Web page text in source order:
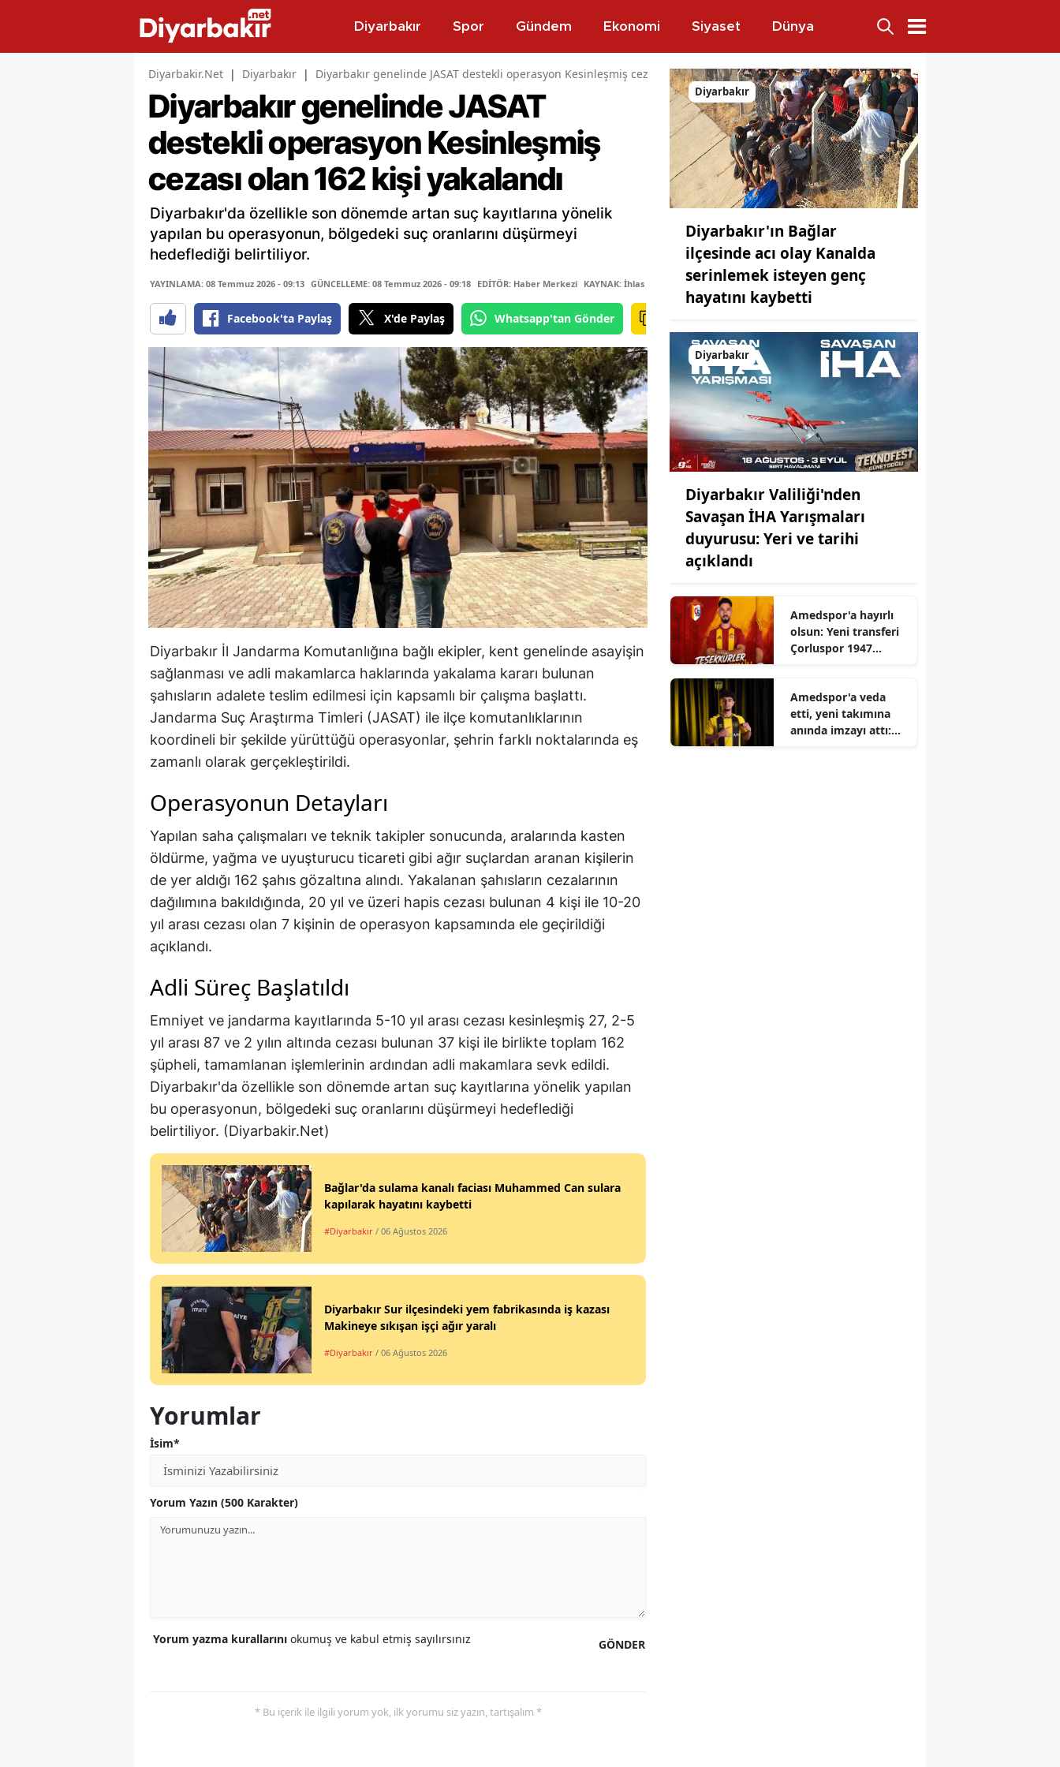
Diyarbakır Spor Gündem Ekonomi Siyaset Dünya
Diyarbakir.Net | Diyarbakır | Diyarbakır genelinde JASAT destekli operasyon Kesinleşmiş cezası olan 162 kişi yakalandı
Diyarbakır genelinde JASAT
destekli operasyon Kesinleşmiş
cezası olan 162 kişi yakalandı
Diyarbakır'da özellikle son dönemde artan suç kayıtlarına yönelik
yapılan bu operasyonun, bölgedeki suç oranlarını düşürmeyi
hedeflediği belirtiliyor.
YAYINLAMA: 08 Temmuz 2026 - 09:13 GÜNCELLEME: 08 Temmuz 2026 - 09:18 EDİTÖR: Haber Merkezi KAYNAK: İhlas Haber Ajansı
Facebook'ta Paylaş X'de Paylaş Whatsapp'tan Gönder
Diyarbakır İl Jandarma Komutanlığına bağlı ekipler, kent genelinde asayişin
sağlanması ve adli makamlarca haklarında yakalama kararı bulunan
şahısların adalete teslim edilmesi için kapsamlı bir çalışma başlattı.
Jandarma Suç Araştırma Timleri (JASAT) ile ilçe komutanlıklarının
koordineli bir şekilde yürüttüğü operasyonlar, şehrin farklı noktalarında eş
zamanlı olarak gerçekleştirildi.
Operasyonun Detayları
Yapılan saha çalışmaları ve teknik takipler sonucunda, aralarında kasten
öldürme, yağma ve uyuşturucu ticareti gibi ağır suçlardan aranan kişilerin
de yer aldığı 162 şahıs gözaltına alındı. Yakalanan şahısların cezalarının
dağılımına bakıldığında, 20 yıl ve üzeri hapis cezası bulunan 4 kişi ile 10-20
yıl arası cezası olan 7 kişinin de operasyon kapsamında ele geçirildiği
açıklandı.
Adli Süreç Başlatıldı
Emniyet ve jandarma kayıtlarında 5-10 yıl arası cezası kesinleşmiş 27, 2-5
yıl arası 87 ve 2 yılın altında cezası bulunan 37 kişi ile birlikte toplam 162
şüpheli, tamamlanan işlemlerinin ardından adli makamlara sevk edildi.
Diyarbakır'da özellikle son dönemde artan suç kayıtlarına yönelik yapılan
bu operasyonun, bölgedeki suç oranlarını düşürmeyi hedeflediği
belirtiliyor. (Diyarbakir.Net)
Bağlar'da sulama kanalı faciası Muhammed Can sulara
kapılarak hayatını kaybetti
#Diyarbakır / 06 Ağustos 2026
Diyarbakır Sur ilçesindeki yem fabrikasında iş kazası
Makineye sıkışan işçi ağır yaralı
#Diyarbakır / 06 Ağustos 2026
Yorumlar
İsim*
Yorum Yazın (500 Karakter)
GÖNDER
Yorum yazma kurallarını okumuş ve kabul etmiş sayılırsınız
* Bu içerik ile ilgili yorum yok, ilk yorumu siz yazın, tartışalım *
Diyarbakır
Diyarbakır'ın Bağlar
ilçesinde acı olay Kanalda
serinlemek isteyen genç
hayatını kaybetti
Diyarbakır
Diyarbakır Valiliği'nden
Savaşan İHA Yarışmaları
duyurusu: Yeri ve tarihi
açıklandı
Amedspor'a hayırlı
olsun: Yeni transferi
Çorluspor 1947
Amedspor'a veda
etti, yeni takımına
anında imzayı attı: